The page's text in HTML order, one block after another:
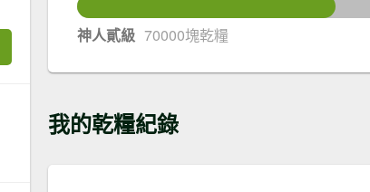
神人貳級 70000塊乾糧
我的乾糧紀錄